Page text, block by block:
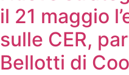
il 21 maggio
sulle CER,
Bellotti di